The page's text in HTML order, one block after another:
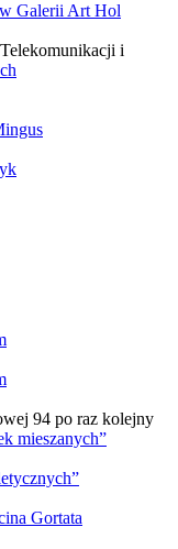
Galerii Art Hol
i
94 po raz kolejny
mieszanych”
Gortata